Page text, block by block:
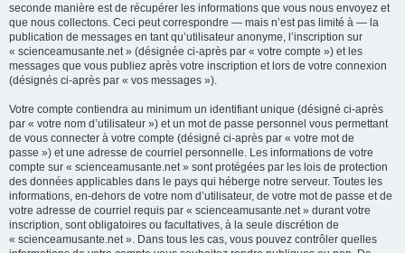
seconde manière est de récupérer les informations que vous nous envoyez et
que nous collectons. Ceci peut correspondre — mais n’est pas limité à — la
publication de messages en tant qu’utilisateur anonyme, l’inscription sur
« scienceamusante.net » (désignée ci-après par « votre compte ») et les
messages que vous publiez après votre inscription et lors de votre connexion
(désignés ci-après par « vos messages »).
Votre compte contiendra au minimum un identifiant unique (désigné ci-après
par « votre nom d’utilisateur ») et un mot de passe personnel vous permettant
de vous connecter à votre compte (désigné ci-après par « votre mot de
passe ») et une adresse de courriel personnelle. Les informations de votre
compte sur « scienceamusante.net » sont protégées par les lois de protection
des données applicables dans le pays qui héberge notre serveur. Toutes les
informations, en-dehors de votre nom d’utilisateur, de votre mot de passe et de
votre adresse de courriel requis par « scienceamusante.net » durant votre
inscription, sont obligatoires ou facultatives, à la seule discrétion de
« scienceamusante.net ». Dans tous les cas, vous pouvez contrôler quelles